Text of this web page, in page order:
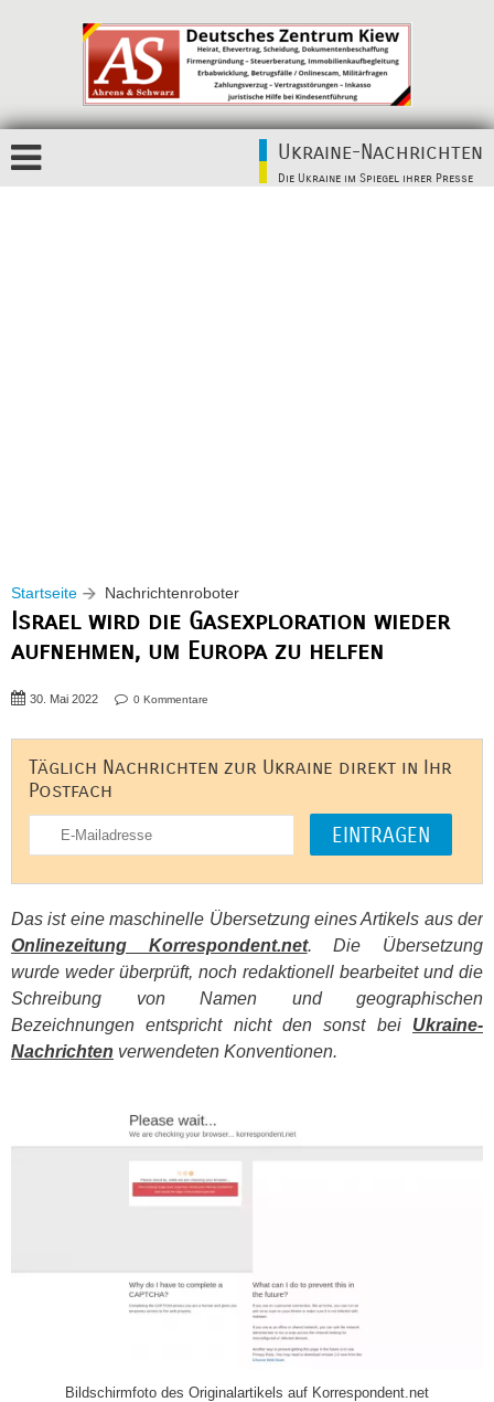
Ukraine-Nachrichten
Die Ukraine im Spiegel ihrer Presse
Startseite Nachrichtenroboter
Israel wird die Gasexploration wieder
aufnehmen, um Europa zu helfen
30. Mai 2022 0 Kommentare
Täglich Nachrichten zur Ukraine direkt in Ihr
Postfach
Das ist eine maschinelle Übersetzung eines Artikels aus der
Onlinezeitung Korrespondent.net. Die Übersetzung
wurde weder überprüft, noch redaktionell bearbeitet und die
Schreibung von Namen und geographischen
Bezeichnungen entspricht nicht den sonst bei Ukraine-
Nachrichten verwendeten Konventionen.
Bildschirmfoto des Originalartikels auf Korrespondent.net